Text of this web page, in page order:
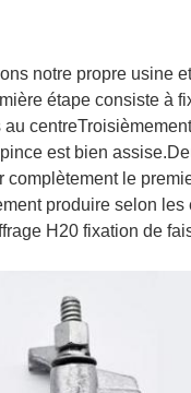
notre propre usine
étape consiste à
est bien
le
produire selon
H20 fixation de